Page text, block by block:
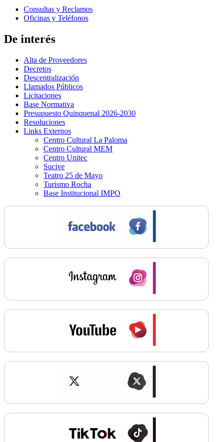
Consultas y Reclamos
Oficinas y Teléfonos
De interés
Alta de Proveedores
Decretos
Descentralización
Llamados Públicos
Licitaciones
Base Normativa
Presupuesto Quinquenal 2026-2030
Resoluciones
Links Externos
Centro Cultural La Paloma
Centro Cultural MEM
Centro Unitec
Sucive
Teatro 25 de Mayo
Turismo Rocha
Base Institucional IMPO